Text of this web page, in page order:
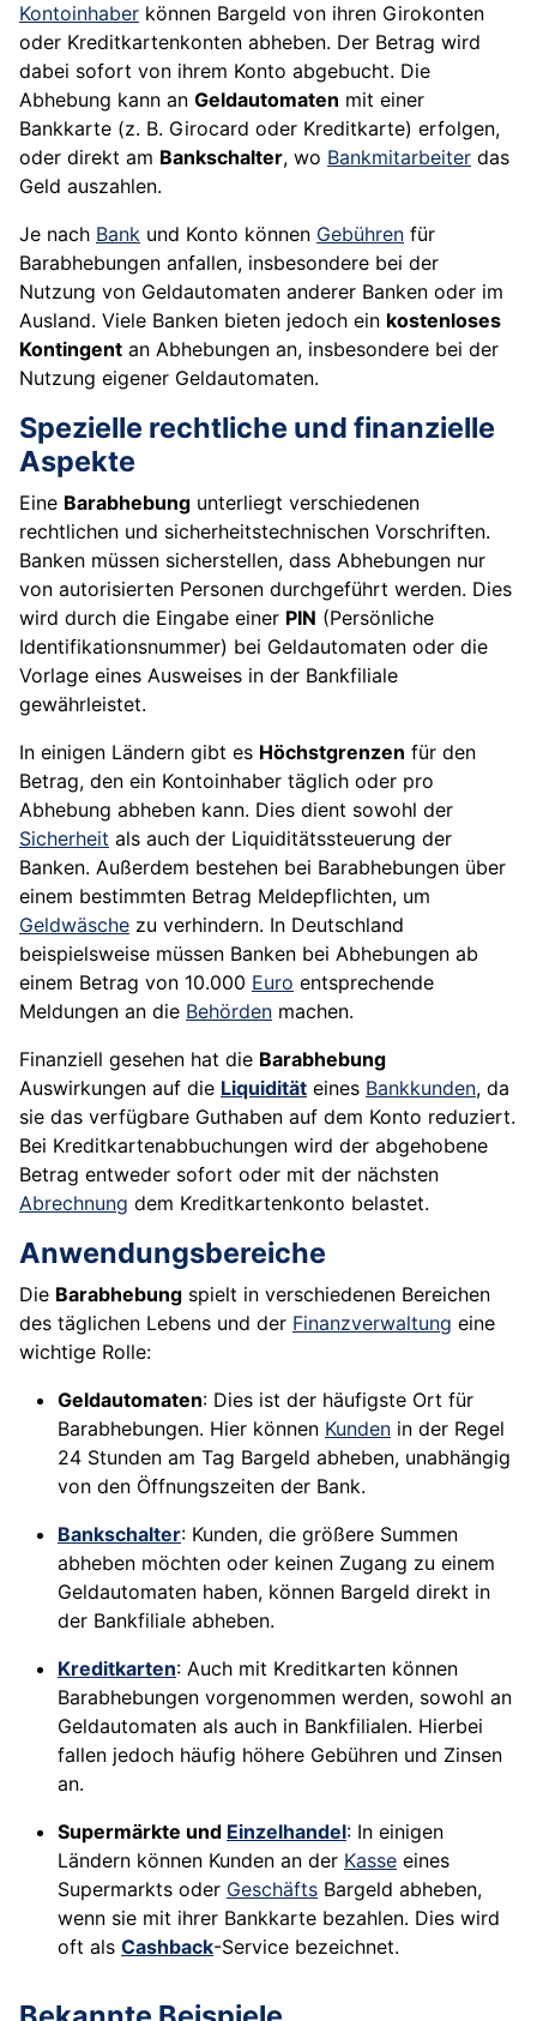
Kontoinhaber können Bargeld von ihren Girokonten
oder Kreditkartenkonten abheben. Der Betrag wird
dabei sofort von ihrem Konto abgebucht. Die
Abhebung kann an Geldautomaten mit einer
Bankkarte (z. B. Girocard oder Kreditkarte) erfolgen,
oder direkt am Bankschalter, wo Bankmitarbeiter das
Geld auszahlen.
Je nach Bank und Konto können Gebühren für
Barabhebungen anfallen, insbesondere bei der
Nutzung von Geldautomaten anderer Banken oder im
Ausland. Viele Banken bieten jedoch ein kostenloses
Kontingent an Abhebungen an, insbesondere bei der
Nutzung eigener Geldautomaten.
Spezielle rechtliche und finanzielle
Aspekte
Eine Barabhebung unterliegt verschiedenen
rechtlichen und sicherheitstechnischen Vorschriften.
Banken müssen sicherstellen, dass Abhebungen nur
von autorisierten Personen durchgeführt werden. Dies
wird durch die Eingabe einer PIN (Persönliche
Identifikationsnummer) bei Geldautomaten oder die
Vorlage eines Ausweises in der Bankfiliale
gewährleistet.
In einigen Ländern gibt es Höchstgrenzen für den
Betrag, den ein Kontoinhaber täglich oder pro
Abhebung abheben kann. Dies dient sowohl der
Sicherheit als auch der Liquiditätssteuerung der
Banken. Außerdem bestehen bei Barabhebungen über
einem bestimmten Betrag Meldepflichten, um
Geldwäsche zu verhindern. In Deutschland
beispielsweise müssen Banken bei Abhebungen ab
einem Betrag von 10.000 Euro entsprechende
Meldungen an die Behörden machen.
Finanziell gesehen hat die Barabhebung
Auswirkungen auf die Liquidität eines Bankkunden, da
sie das verfügbare Guthaben auf dem Konto reduziert.
Bei Kreditkartenabbuchungen wird der abgehobene
Betrag entweder sofort oder mit der nächsten
Abrechnung dem Kreditkartenkonto belastet.
Anwendungsbereiche
Die Barabhebung spielt in verschiedenen Bereichen
des täglichen Lebens und der Finanzverwaltung eine
wichtige Rolle:
Geldautomaten: Dies ist der häufigste Ort für
Barabhebungen. Hier können Kunden in der Regel
24 Stunden am Tag Bargeld abheben, unabhängig
von den Öffnungszeiten der Bank.
Bankschalter: Kunden, die größere Summen
abheben möchten oder keinen Zugang zu einem
Geldautomaten haben, können Bargeld direkt in
der Bankfiliale abheben.
Kreditkarten: Auch mit Kreditkarten können
Barabhebungen vorgenommen werden, sowohl an
Geldautomaten als auch in Bankfilialen. Hierbei
fallen jedoch häufig höhere Gebühren und Zinsen
an.
Supermärkte und Einzelhandel: In einigen
Ländern können Kunden an der Kasse eines
Supermarkts oder Geschäfts Bargeld abheben,
wenn sie mit ihrer Bankkarte bezahlen. Dies wird
oft als Cashback-Service bezeichnet.